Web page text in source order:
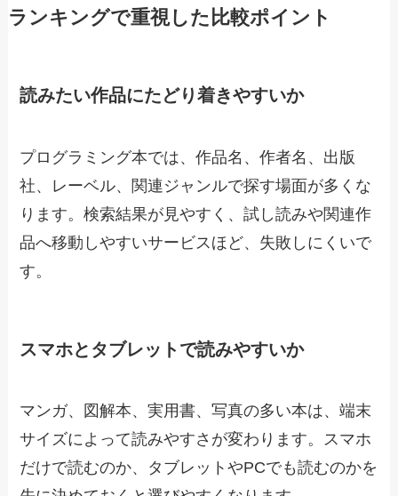
ランキングで重視した比較ポイント
読みたい作品にたどり着きやすいか
プログラミング本では、作品名、作者名、出版
社、レーベル、関連ジャンルで探す場面が多くな
ります。検索結果が見やすく、試し読みや関連作
品へ移動しやすいサービスほど、失敗しにくいで
す。
スマホとタブレットで読みやすいか
マンガ、図解本、実用書、写真の多い本は、端末
サイズによって読みやすさが変わります。スマホ
だけで読むのか、タブレットやPCでも読むのかを